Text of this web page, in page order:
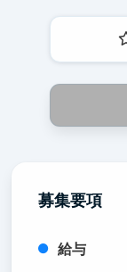
募集要項
給与